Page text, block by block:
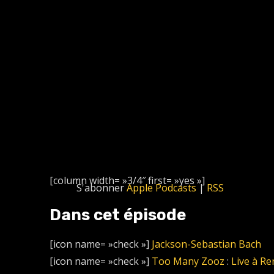
S'abonnerApple Podcasts| RSS
[column width= »3/4″ first= »yes »]
Dans cet épisode
[icon name= »check »] Jackson-Sebastian Bach
[icon name= »check »] Too Many Zooz : Live à